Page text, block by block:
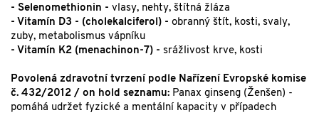
- Selenomethionin - vlasy, nehty, štítná žláza
- Vitamín D3 - (cholekalciferol) - obranný štít, kosti, svaly,
zuby, metabolismus vápníku
- Vitamín K2 (menachinon-7) - srážlivost krve, kosti
Povolená zdravotní tvrzení podle Nařízení Evropské komise
č. 432/2012 / on hold seznamu: Panax ginseng (Ženšen) -
pomáhá udržet fyzické a mentální kapacity v případech